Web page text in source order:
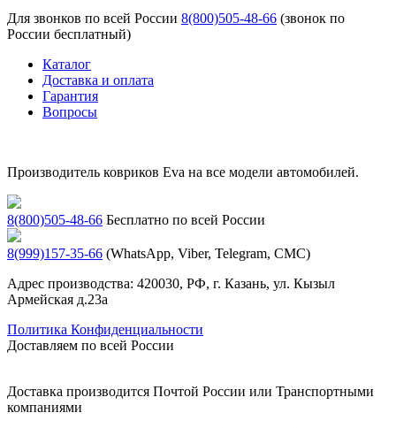
Для звонков по всей России 8(800)505-48-66 (звонок по
России бесплатный)
Каталог
Доставка и оплата
Гарантия
Вопросы
Производитель ковриков Eva на все модели автомобилей.
8(800)505-48-66 Бесплатно по всей России
8(999)157-35-66 (WhatsApp, Viber, Telegram, СМС)
Адрес производства: 420030, РФ, г. Казань, ул. Кызыл
Армейская д.23а
Политика Конфиденциальности
Доставляем по всей России
Доставка производится Почтой России или Транспортными
компаниями